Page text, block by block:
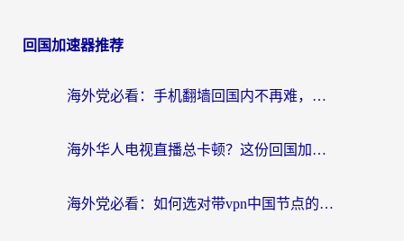
回国加速器推荐
海外党必看：手机翻墙回国内不再难，一篇搞定无缝访问国内资源指南
海外华人电视直播总卡顿？这份回国加速器选择指南帮你无缝看国内资源
海外党必看：如何选对带vpn中国节点的加速器？无缝访问国内资源全攻略